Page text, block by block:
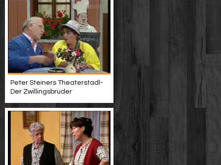
Peter Steiners Theaterstadl-
Der Zwillingsbruder